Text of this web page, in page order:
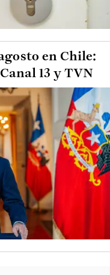
en Chile:
13 y TVN